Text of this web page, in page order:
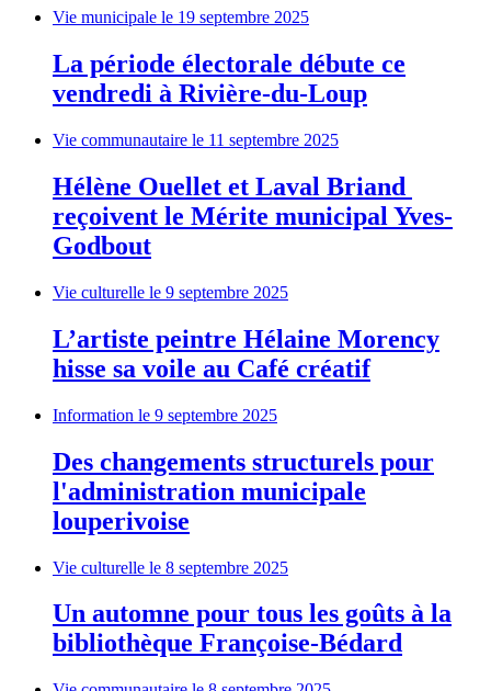
Vie municipale le 19 septembre 2025
La période électorale débute ce
vendredi à Rivière-du-Loup
Vie communautaire le 11 septembre 2025
Hélène Ouellet et Laval Briand
reçoivent le Mérite municipal Yves-
Godbout
Vie culturelle le 9 septembre 2025
L’artiste peintre Hélaine Morency
hisse sa voile au Café créatif
Information le 9 septembre 2025
Des changements structurels pour
l'administration municipale
louperivoise
Vie culturelle le 8 septembre 2025
Un automne pour tous les goûts à la
bibliothèque Françoise-Bédard